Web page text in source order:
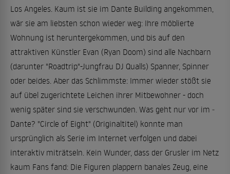
Los Angeles. Kaum ist sie im Dante Building angekommen,
wär sie am liebsten schon wieder weg: Ihre möblierte
Wohnung ist heruntergekommen, und bis auf den
attraktiven Künstler Evan (Ryan Doom) sind alle Nachbarn
(darunter "Road­trip"-Jungfrau DJ Qualls) Spanner, Spinner
oder beides. Aber das Schlimmste: Immer wieder stößt sie
auf übel zugerichtete Leichen ihrer Mitbewohner - doch
wenig später sind sie verschwunden. Was geht nur vor im ­
Dante? "Circle of Eight" (Originaltitel) konnte man
ursprünglich als Serie im Internet verfolgen und dabei
interaktiv miträtseln. Kein Wunder, dass der Grusler im Netz
kaum Fans fand: Die Figuren plappern banales Zeug, eine